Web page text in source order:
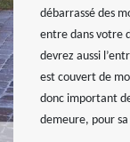
débarrassé des
entre dans votre
devrez aussi
est couvert de
donc important
demeure, pour